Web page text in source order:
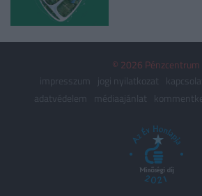
© 2026 Pénzcentrum
impresszum
jogi nyilatkozat
adatvédelem
médiaajánlat